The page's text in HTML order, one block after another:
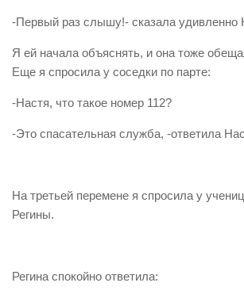
-Первый раз слышу!- сказала удивленно
Я ей начала объяснять, и она тоже
Еще я спросила у соседки по парте:
-Настя, что такое номер 112?
-Это спасательная служба, -ответила
На третьей перемене я спросила у
Регины.
Регина спокойно ответила: